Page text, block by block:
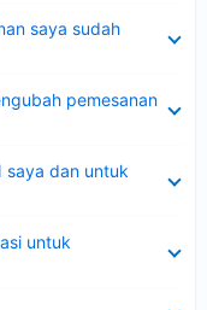
saya sudah
pemesanan
saya dan untuk
untuk